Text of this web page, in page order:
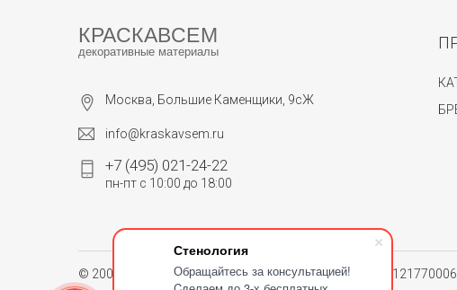
Стенология
Обращайтесь за консультацией!
КРАСКАВСЕМ
декоративные материалы
Москва, Большие Каменщики, 9сЖ
info@kraskavsem.ru
+7 (495) 021-24-22
пн-пт с 10:00 до 18:00
© 2004 - 2026. Группа компаний «Стенология». ОГРН